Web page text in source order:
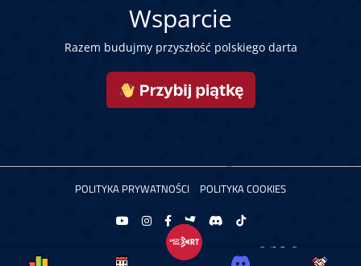
Wsparcie
Razem budujmy przyszłość polskiego darta
POLITYKA PRYWATNOŚCI POLITYKA COOKIES
Copyright © 2026 Łączy Nas Dart. Powered by